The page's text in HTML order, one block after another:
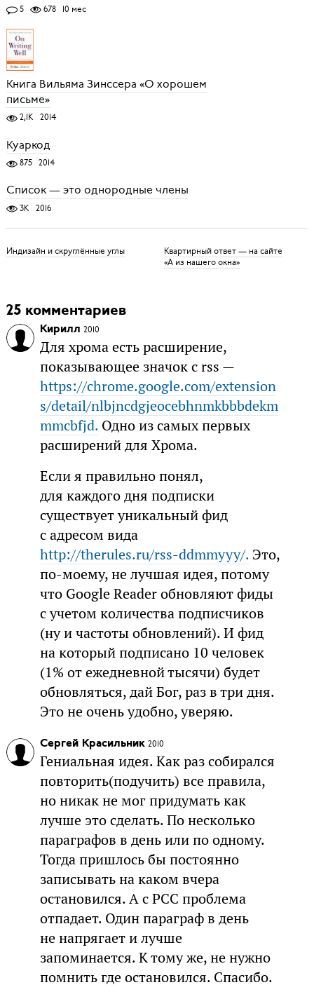
5 678 10 мес
Книга Вильяма Зинссера «О хорошем
письме»
2,1K 2014
Куаркод
875 2014
Список — это однородные члены
3K 2016
Индизайн и скруглённые углы
Квартирный ответ — на сайте
«А из нашего окна»
25 комментариев
Кирилл 2010
Для хрома есть расширение,
показывающее значок с rss —
https://chrome.google.com/extension
s/detail/nlbjncdgjeocebhnmkbbbdekm
mmcbfjd.Одно из самых первых
расширений для Хрома.
Если я правильно понял,
для каждого дня подписки
существует уникальный фид
с адресом вида
http://therules.ru/rss-ddmmyyy/.Это,
по-моему, не лучшая идея, потому
что Google Reader обновляют фиды
с учетом количества подписчиков
(ну и частоты обновлений). И фид
на который подписано 10 человек
(1% от ежедневной тысячи) будет
обновляться, дай Бог, раз в три дня.
Это не очень удобно, уверяю.
Сергей Красильник 2010
Гениальная идея. Как раз собирался
повторить(подучить) все правила,
но никак не мог придумать как
лучше это сделать. По несколько
параграфов в день или по одному.
Тогда пришлось бы постоянно
записывать на каком вчера
остановился. А с РСС проблема
отпадает. Один параграф в день
не напрягает и лучше
запоминается. К тому же, не нужно
помнить где остановился. Спасибо.